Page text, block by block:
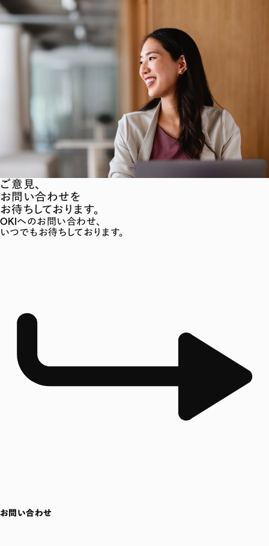
ご意見、
お問い合わせを
お待ちしております。
OKIへのお問い合わせ、
いつでもお待ちしております。
お問い合わせ